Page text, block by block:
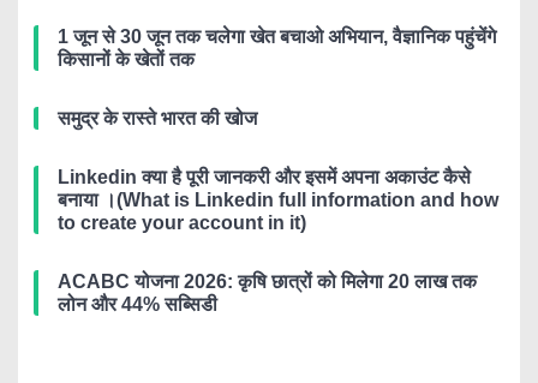
1 जून से 30 जून तक चलेगा खेत बचाओ अभियान, वैज्ञानिक पहुंचेंगे
किसानों के खेतों तक
समुद्र के रास्ते भारत की खोज
Linkedin क्या है पूरी जानकरी और इसमें अपना अकाउंट कैसे
बनाया ।(What is Linkedin full information and how
to create your account in it)
ACABC योजना 2026: कृषि छात्रों को मिलेगा 20 लाख तक
लोन और 44% सब्सिडी